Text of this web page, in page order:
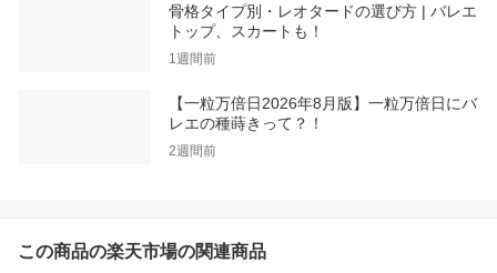
骨格タイプ別・レオタードの選び方 | バレエ
トップ、スカートも！
1週間前
【一粒万倍日2026年8月版】一粒万倍日にバ
レエの種蒔きって？！
2週間前
この商品の楽天市場の関連商品